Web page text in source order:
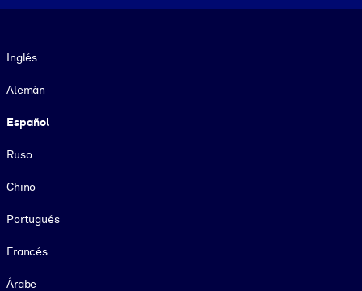
Inglés
Alemán
Español
Ruso
Chino
Portugués
Francés
Árabe